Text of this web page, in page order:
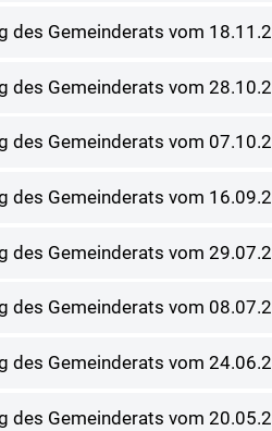
des Gemeinderats vom
des Gemeinderats vom
des Gemeinderats vom
des Gemeinderats vom
des Gemeinderats vom
des Gemeinderats vom
des Gemeinderats vom
des Gemeinderats vom